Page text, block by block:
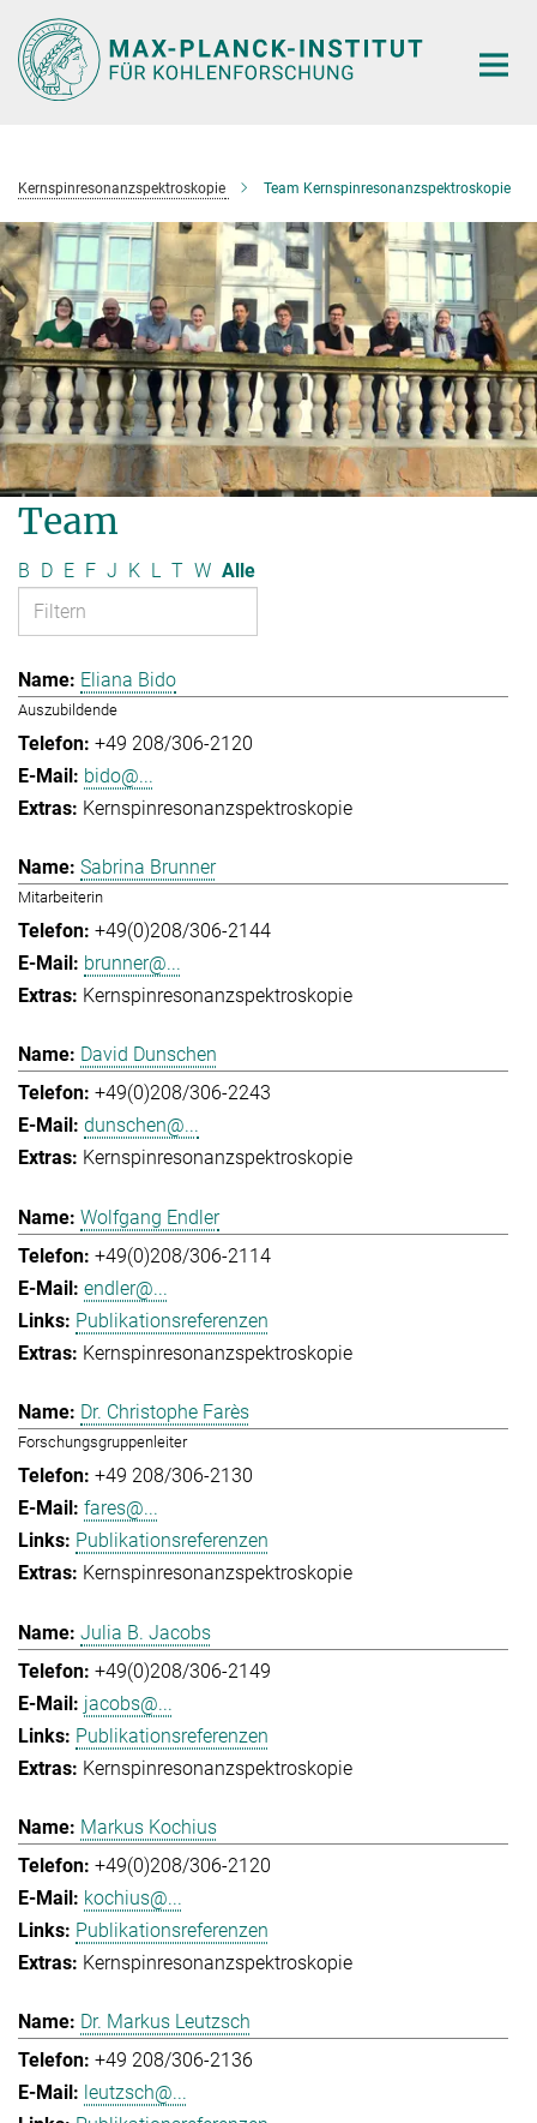
Hauptinhalt
Kernspinresonanzspektroskopie Team Kernspinresonanzspektroskopie
Team
B D E F J K L T W Alle
Eliana Bido
Auszubildende
+49 208/306-2120
bido@...
Kernspinresonanzspektroskopie
Sabrina Brunner
Mitarbeiterin
+49(0)208/306-2144
brunner@...
Kernspinresonanzspektroskopie
David Dunschen
+49(0)208/306-2243
dunschen@...
Kernspinresonanzspektroskopie
Wolfgang Endler
+49(0)208/306-2114
endler@...
Publikationsreferenzen
Kernspinresonanzspektroskopie
Dr. Christophe Farès
Forschungsgruppenleiter
+49 208/306-2130
fares@...
Publikationsreferenzen
Kernspinresonanzspektroskopie
Julia B. Jacobs
+49(0)208/306-2149
jacobs@...
Publikationsreferenzen
Kernspinresonanzspektroskopie
Markus Kochius
+49(0)208/306-2120
kochius@...
Publikationsreferenzen
Kernspinresonanzspektroskopie
Dr. Markus Leutzsch
+49 208/306-2136
leutzsch@...